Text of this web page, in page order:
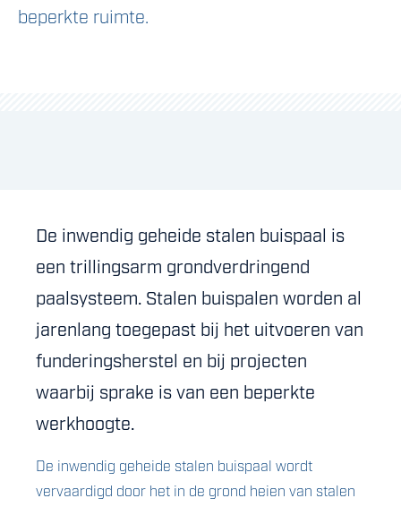
beperkte ruimte.
De inwendig geheide stalen buispaal is
een trillingsarm grondverdringend
paalsysteem. Stalen buispalen worden al
jarenlang toegepast bij het uitvoeren van
funderingsherstel en bij projecten
waarbij sprake is van een beperkte
werkhoogte.
De inwendig geheide stalen buispaal wordt
vervaardigd door het in de grond heien van stalen